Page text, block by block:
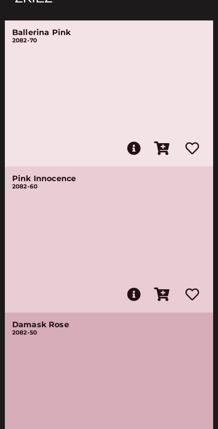
Ballerina Pink
2082-70
Pink Innocence
2082-60
Damask Rose
2082-50